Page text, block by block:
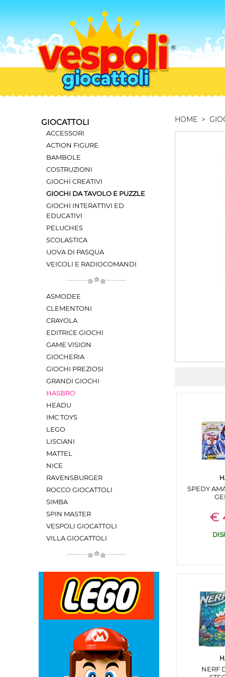
GIOCATTOLI
ACCESSORI
ACTION FIGURE
BAMBOLE
COSTRUZIONI
GIOCHI CREATIVI
GIOCHI DA TAVOLO E PUZZLE
GIOCHI INTERATTIVI ED
EDUCATIVI
PELUCHES
SCOLASTICA
UOVA DI PASQUA
VEICOLI E RADIOCOMANDI
ASMODEE
CLEMENTONI
CRAYOLA
EDITRICE GIOCHI
GAME VISION
GIOCHERIA
GIOCHI PREZIOSI
GRANDI GIOCHI
HASBRO
HEADU
IMC TOYS
LEGO
LISCIANI
MATTEL
NICE
RAVENSBURGER
ROCCO GIOCATTOLI
SIMBA
SPIN MASTER
VESPOLI GIOCATTOLI
VILLA GIOCATTOLI
HOME >
SPEDY
€
NERF